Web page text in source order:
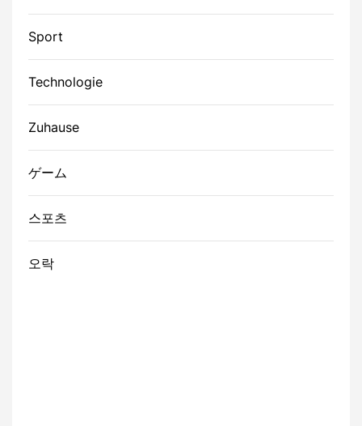
Sport
Technologie
Zuhause
ゲーム
스포츠
오락